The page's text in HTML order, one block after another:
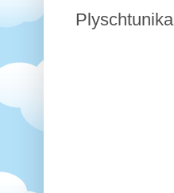
Plyschtunika